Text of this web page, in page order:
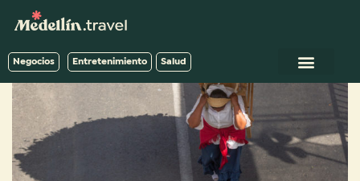
Negocios Entretenimiento Salud